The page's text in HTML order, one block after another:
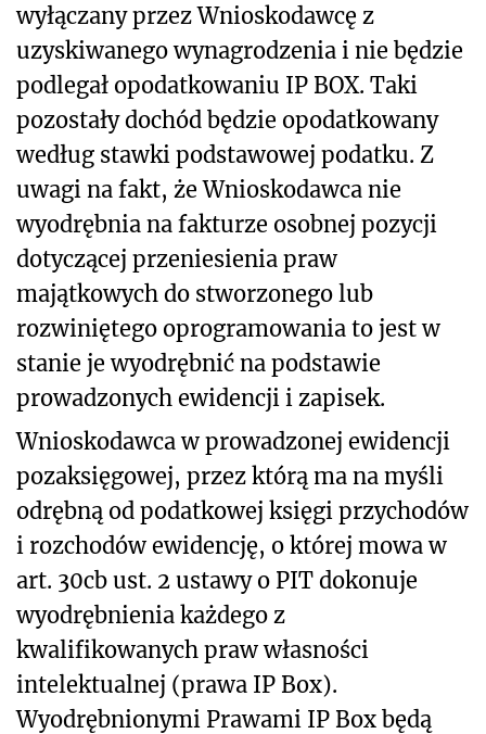
wyłączany przez Wnioskodawcę z
uzyskiwanego wynagrodzenia i nie będzie
podlegał opodatkowaniu IP BOX. Taki
pozostały dochód będzie opodatkowany
według stawki podstawowej podatku. Z
uwagi na fakt, że Wnioskodawca nie
wyodrębnia na fakturze osobnej pozycji
dotyczącej przeniesienia praw
majątkowych do stworzonego lub
rozwiniętego oprogramowania to jest w
stanie je wyodrębnić na podstawie
prowadzonych ewidencji i zapisek.
Wnioskodawca w prowadzonej ewidencji
pozaksięgowej, przez którą ma na myśli
odrębną od podatkowej księgi przychodów
i rozchodów ewidencję, o której mowa w
art. 30cb ust. 2 ustawy o PIT dokonuje
wyodrębnienia każdego z
kwalifikowanych praw własności
intelektualnej (prawa IP Box).
Wyodrębnionymi Prawami IP Box będą